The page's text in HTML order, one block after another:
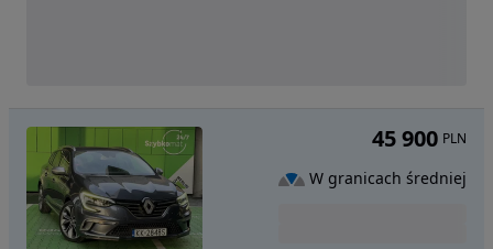
45 900 PLN
W granicach średniej